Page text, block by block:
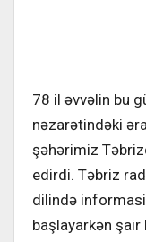
78 il əvvəlin bu
nəzarətindəki
şəhərimiz
edirdi. Təbriz
dilində
başlayarkən şair